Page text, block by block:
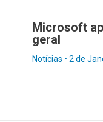
Microsoft
geral
Notícias • 2 de